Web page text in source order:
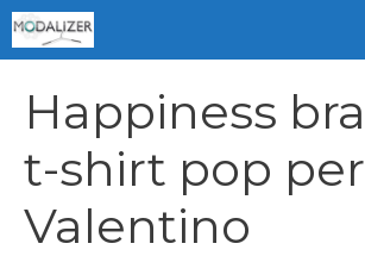
Vai
al
Happiness
t-shirt pop
Valentino